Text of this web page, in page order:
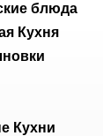
блюда
Кухня
Кухни